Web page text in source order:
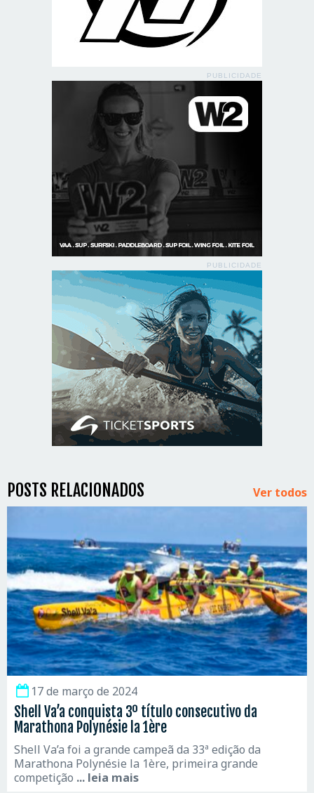
PUBLICIDADE
PUBLICIDADE
POSTS RELACIONADOS Ver todos
17 de março de 2024
Shell Va’a conquista 3º título consecutivo da
Marathona Polynésie la 1ère
Shell Va’a foi a grande campeã da 33ª edição da
Marathona Polynésie la 1ère, primeira grande
competição ... leia mais